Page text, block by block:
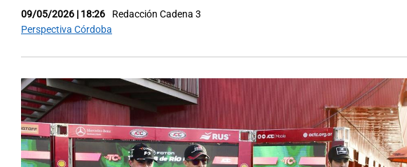
09/05/2026 | 18:26
Redacción Cadena 3
Perspectiva Córdoba
Notas
Editorial
Notas Notas
La Sole en Cadena 3